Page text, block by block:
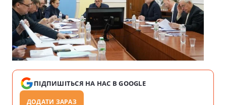
ПІДПИШІТЬСЯ НА НАС В GOOGLE
ДОДАТИ ЗАРАЗ